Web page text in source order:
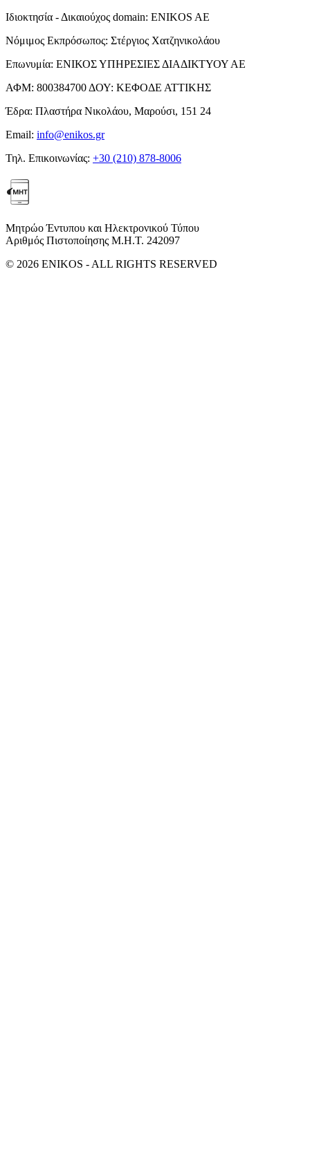
Ιδιοκτησία - Δικαιούχος domain: ENIKOS AE
Νόμιμος Εκπρόσωπος: Στέργιος Χατζηνικολάου
Επωνυμία: ΕΝΙΚΟΣ ΥΠΗΡΕΣΙΕΣ ΔΙΑΔΙΚΤΥΟΥ ΑΕ
ΑΦΜ: 800384700 ΔΟΥ: ΚΕΦΟΔΕ ΑΤΤΙΚΗΣ
Έδρα: Πλαστήρα Νικολάου, Μαρούσι, 151 24
Email: info@enikos.gr
Τηλ. Επικοινωνίας: +30 (210) 878-8006
Μητρώο Έντυπου και Ηλεκτρονικού Τύπου
Αριθμός Πιστοποίησης Μ.Η.Τ. 242097
© 2026 ENIKOS - ALL RIGHTS RESERVED